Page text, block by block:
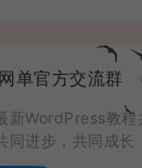
单官方交流群
新WordPress教程
同进步，共同成长